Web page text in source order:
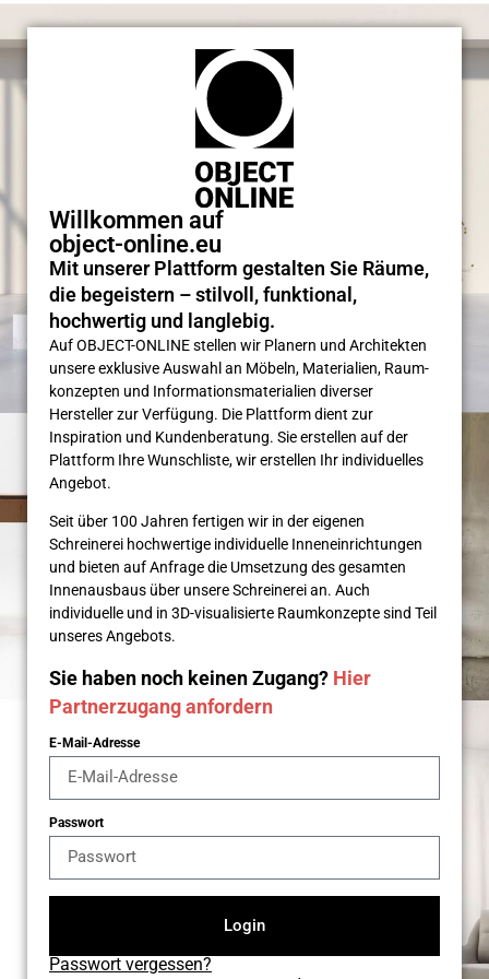
Willkommen auf
object-online.eu
Mit unserer Plattform gestalten Sie Räume,
die begeistern – stilvoll, funktional,
hochwertig und langlebig.
Auf OBJECT-ONLINE stellen wir Planern und Architekten
unsere exklusive Auswahl an Möbeln, Materialien, Raum­
konzepten und Informations­materialien diverser
Hersteller zur Verfügung. Die Plattform dient zur
Inspiration und Kunden­beratung. Sie erstellen auf der
Plattform Ihre Wunsch­liste, wir erstellen Ihr individuelles
Angebot.
Seit über 100 Jahren fertigen wir in der eigenen
Schreinerei hochwertige individuelle Inneneinrichtungen
und bieten auf Anfrage die Umsetzung des gesamten
Innenausbaus über unsere Schreinerei an. Auch
individuelle und in 3D-visualisierte Raumkonzepte sind Teil
unseres Angebots.
Sie haben noch keinen Zugang? Hier
Partnerzugang anfordern
E-Mail-Adresse
Passwort
Login
Passwort vergessen?